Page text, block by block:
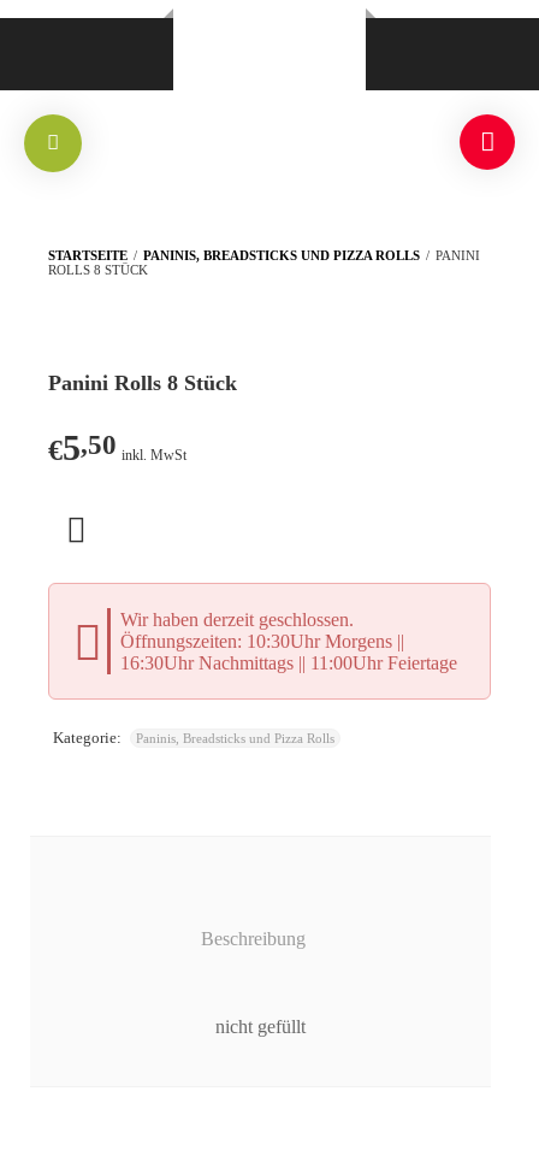
STARTSEITE / PANINIS, BREADSTICKS UND PIZZA ROLLS / PANINI
ROLLS 8 STÜCK
Panini Rolls 8 Stück
€5,50 inkl. MwSt
Wir haben derzeit geschlossen.
Öffnungszeiten: 10:30Uhr Morgens ||
16:30Uhr Nachmittags || 11:00Uhr Feiertage
Kategorie: Paninis, Breadsticks und Pizza Rolls
Beschreibung
nicht gefüllt